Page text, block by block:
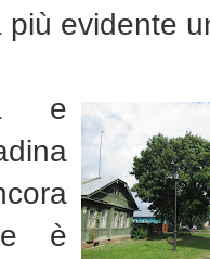
più evidente
e
è